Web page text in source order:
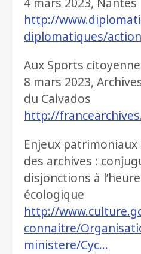
http://
diplomatiques/
Aux Sports
8 mars 2023,
du Calvados
http://
Enjeux
des archives :
disjonctions à
écologique
http://
connaitre/
ministere/Cyc…